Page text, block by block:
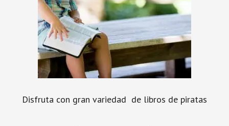
Disfruta con gran variedad de libros de piratas